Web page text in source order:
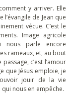
y arriver. Elle
de Jean que
vécue. C’est le
Image agricole
nous parle encore
rameaux, et, au bout
c’est l’amour
que Jésus emploie, je
jouir de la vie
nous en empêche.